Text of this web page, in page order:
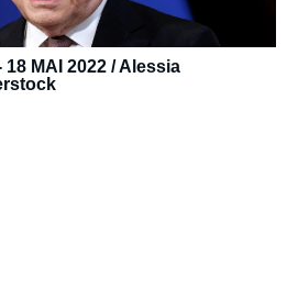
MAI 2022 / Alessia